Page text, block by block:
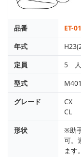
品番
ET-
年式
定員
5 人
型式
グレード
CX
CL
形状
※助
可。
ます。